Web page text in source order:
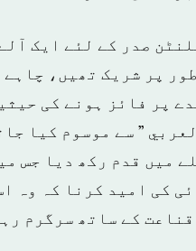
صدر کے لئے ایک
پر شریک تھیں،
پر فائز ہونے کی
” سے موسوم کیا
میں قدم رکھ دیا جس
کی امید کرنا کہ وہ
کے ساتھ سرگرم